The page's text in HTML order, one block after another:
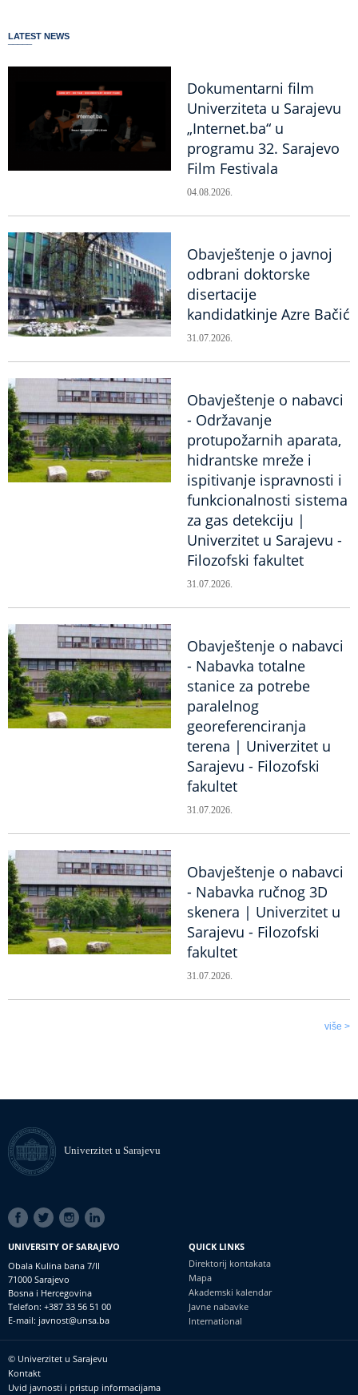
LATEST NEWS
Dokumentarni film
Univerziteta u Sarajevu
„Internet.ba“ u
programu 32. Sarajevo
Film Festivala
04.08.2026.
Obavještenje o javnoj
odbrani doktorske
disertacije
kandidatkinje Azre Bačić
31.07.2026.
Obavještenje o nabavci
- Održavanje
protupožarnih aparata,
hidrantske mreže i
ispitivanje ispravnosti i
funkcionalnosti sistema
za gas detekciju |
Univerzitet u Sarajevu -
Filozofski fakultet
31.07.2026.
Obavještenje o nabavci
- Nabavka totalne
stanice za potrebe
paralelnog
georeferenciranja
terena | Univerzitet u
Sarajevu - Filozofski
fakultet
31.07.2026.
Obavještenje o nabavci
- Nabavka ručnog 3D
skenera | Univerzitet u
Sarajevu - Filozofski
fakultet
31.07.2026.
više >
Univerzitet u Sarajevu
SOCIAL
LINKS
UNIVERSITY OF SARAJEVO
Obala Kulina bana 7/II
71000 Sarajevo
Bosna i Hercegovina
Telefon: +387 33 56 51 00
E-mail: javnost@unsa.ba
QUICK LINKS
Direktorij kontakata
Mapa
Akademski kalendar
Javne nabavke
International
Footer
meni
© Univerzitet u Sarajevu
Kontakt
Uvid javnosti i pristup informacijama